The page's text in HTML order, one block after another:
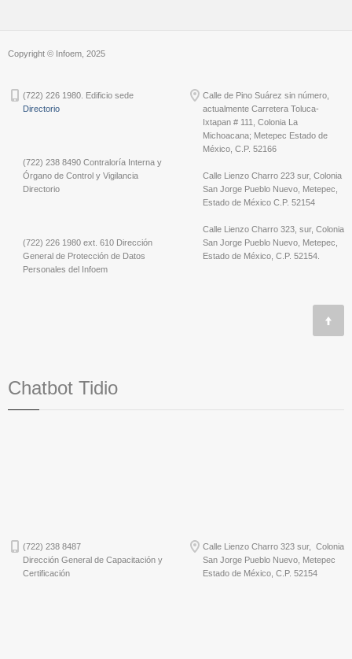
Copyright © Infoem, 2025
(722) 226 1980. Edificio sede
Directorio
(722) 238 8490 Contraloría Interna y
Órgano de Control y Vigilancia
Directorio
(722) 226 1980 ext. 610 Dirección
General de Protección de Datos
Personales del Infoem
Calle de Pino Suárez sin número,
actualmente Carretera Toluca-
Ixtapan # 111, Colonia La
Michoacana; Metepec Estado de
México, C.P. 52166
Calle Lienzo Charro 223 sur, Colonia
San Jorge Pueblo Nuevo, Metepec,
Estado de México C.P. 52154
Calle Lienzo Charro 323, sur, Colonia
San Jorge Pueblo Nuevo, Metepec,
Estado de México, C.P. 52154.
Chatbot Tidio
(722) 238 8487
Dirección General de Capacitación y
Certificación
Calle Lienzo Charro 323 sur, Colonia
San Jorge Pueblo Nuevo, Metepec
Estado de México, C.P. 52154